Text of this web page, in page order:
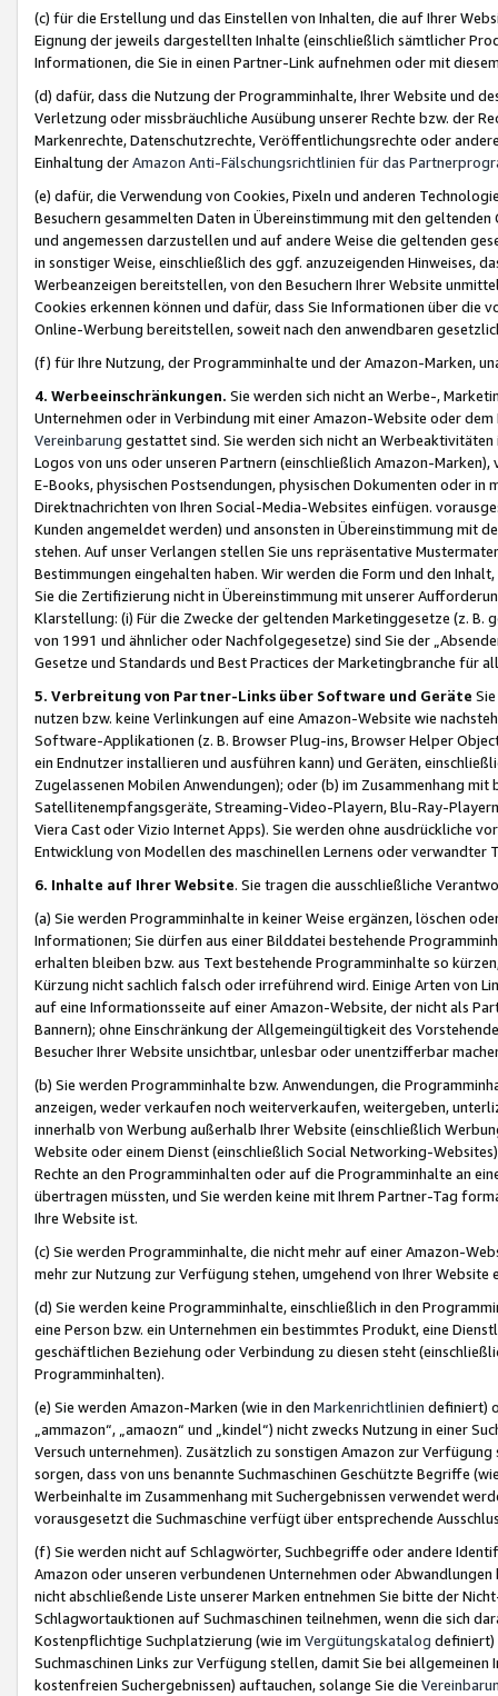
(c) für die Erstellung und das Einstellen von Inhalten, die auf Ihrer
Eignung der jeweils dargestellten Inhalte (einschließlich sämtlicher
Informationen, die Sie in einen Partner-Link aufnehmen oder mit
(d) dafür, dass die Nutzung der Programminhalte, Ihrer Website und
Verletzung oder missbräuchliche Ausübung unserer Rechte bzw. der
Markenrechte, Datenschutzrechte, Veröffentlichungsrechte oder
Einhaltung derAmazon Anti-Fälschungsrichtlinien für das
(e) dafür, die Verwendung von Cookies, Pixeln und anderen
Besuchern gesammelten Daten in Übereinstimmung mit den
und angemessen darzustellen und auf andere Weise die geltenden
in sonstiger Weise, einschließlich des ggf. anzuzeigenden Hinweises,
Werbeanzeigen bereitstellen, von den Besuchern Ihrer Website
Cookies erkennen können und dafür, dass Sie Informationen über die
Online-Werbung bereitstellen, soweit nach den anwendbaren
(f) für Ihre Nutzung, der Programminhalte und der Amazon-Marken,
4. Werbeeinschränkungen. Sie werden sich nicht an Werbe-,
Unternehmen oder in Verbindung mit einer Amazon-Website oder
Vereinbarung gestattet sind. Sie werden sich nicht an
Logos von uns oder unseren Partnern (einschließlich Amazon-
E-Books, physischen Postsendungen, physischen Dokumenten oder in
Direktnachrichten von Ihren Social-Media-Websites einfügen.
Kunden angemeldet werden) und ansonsten in Übereinstimmung mit
stehen. Auf unser Verlangen stellen Sie uns repräsentative
Bestimmungen eingehalten haben. Wir werden die Form und den
Sie die Zertifizierung nicht in Übereinstimmung mit unserer
Klarstellung: (i) Für die Zwecke der geltenden Marketinggesetze (z. B.
von 1991 und ähnlicher oder Nachfolgegesetze) sind Sie der
Gesetze und Standards und Best Practices der Marketingbranche für
5. Verbreitung von Partner-Links über Software und Geräte
nutzen bzw. keine Verlinkungen auf eine Amazon-Website wie
Software-Applikationen (z. B. Browser Plug-ins, Browser Helper
ein Endnutzer installieren und ausführen kann) und Geräten,
Zugelassenen Mobilen Anwendungen); oder (b) im Zusammenhang
Satellitenempfangsgeräte, Streaming-Video-Playern, Blu-Ray-
Viera Cast oder Vizio Internet Apps). Sie werden ohne ausdrückliche
Entwicklung von Modellen des maschinellen Lernens oder
6. Inhalte auf Ihrer Website. Sie tragen die ausschließliche
(a) Sie werden Programminhalte in keiner Weise ergänzen, löschen
Informationen; Sie dürfen aus einer Bilddatei bestehende
erhalten bleiben bzw. aus Text bestehende Programminhalte so
Kürzung nicht sachlich falsch oder irreführend wird. Einige Arten von
auf eine Informationsseite auf einer Amazon-Website, der nicht als
Bannern); ohne Einschränkung der Allgemeingültigkeit des
Besucher Ihrer Website unsichtbar, unlesbar oder unentzifferbar
(b) Sie werden Programminhalte bzw. Anwendungen, die
anzeigen, weder verkaufen noch weiterverkaufen, weitergeben,
innerhalb von Werbung außerhalb Ihrer Website (einschließlich
Website oder einem Dienst (einschließlich Social Networking-
Rechte an den Programminhalten oder auf die Programminhalte an
übertragen müssten, und Sie werden keine mit Ihrem Partner-Tag
Ihre Website ist.
(c) Sie werden Programminhalte, die nicht mehr auf einer Amazon-
mehr zur Nutzung zur Verfügung stehen, umgehend von Ihrer
(d) Sie werden keine Programminhalte, einschließlich in den
eine Person bzw. ein Unternehmen ein bestimmtes Produkt, eine
geschäftlichen Beziehung oder Verbindung zu diesen steht
Programminhalten).
(e) Sie werden Amazon-Marken (wie in den Markenrichtlinien definiert)
„ammazon“, „amaozn“ und „kindel“) nicht zwecks Nutzung in einer
Versuch unternehmen). Zusätzlich zu sonstigen Amazon zur
sorgen, dass von uns benannte Suchmaschinen Geschützte Begriffe
Werbeinhalte im Zusammenhang mit Suchergebnissen verwendet
vorausgesetzt die Suchmaschine verfügt über entsprechende
(f) Sie werden nicht auf Schlagwörter, Suchbegriffe oder andere
Amazon oder unseren verbundenen Unternehmen oder
nicht abschließende Liste unserer Marken entnehmen Sie bitte der
Schlagwortauktionen auf Suchmaschinen teilnehmen, wenn die sich
Kostenpflichtige Suchplatzierung (wie im Vergütungskatalog definiert)
Suchmaschinen Links zur Verfügung stellen, damit Sie bei
kostenfreien Suchergebnissen) auftauchen, solange Sie die